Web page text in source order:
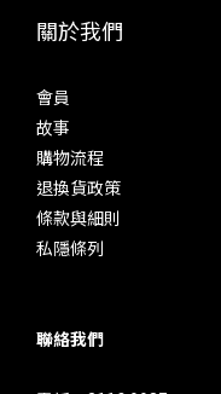
關於我們
會員
故事
購物流程
退換貨政策
條款與細則
私隱條列
聯絡我們